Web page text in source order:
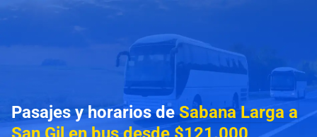
Pasajes y horarios deSabana Larga a